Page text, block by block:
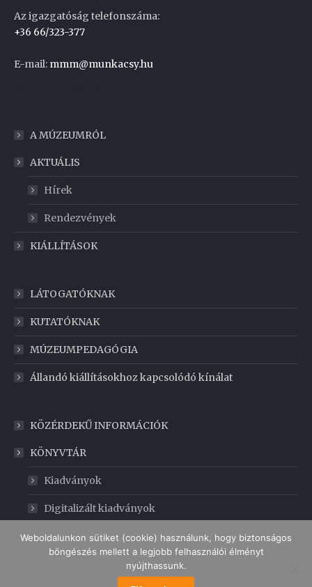
Az igazgatóság telefonszáma:
+36 66/323-377
E-mail: mmm@munkacsy.hu
A MÚZEUMRÓL
AKTUÁLIS
Hírek
Rendezvények
KIÁLLÍTÁSOK
LÁTOGATÓKNAK
KUTATÓKNAK
MÚZEUMPEDAGÓGIA
Állandó kiállításokhoz kapcsolódó kínálat
KÖZÉRDEKŰ INFORMÁCIÓK
KÖNYVTÁR
Kiadványok
Digitalizált kiadványok
GABONAMÚZEUM
Weboldalunkon sütiket (cookie) használunk, hogy biztonságos
böngészés mellett a legjobb felhasználói élményt
nyújthassunk.